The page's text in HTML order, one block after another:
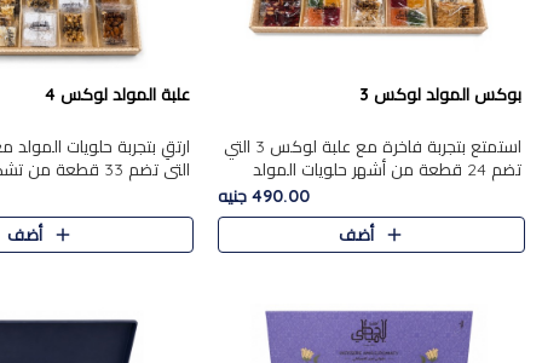
بوكس المولد لوكس 3
استمتع بتجربة فاخرة مع علبة لوكس 3 التي
تضم 24 قطعة من أشهر حلويات المولد
الشرقية المختارة بعناية. تحتوي التشكيلة على
الجزرية بالفول، والملب..
490.00 جنيه
أضف
علبة المولد لوكس 4
التي تضم 33 قطعة
ومتنوعة من أشهر
العلبة على الجزرية بالفول،..
أضف